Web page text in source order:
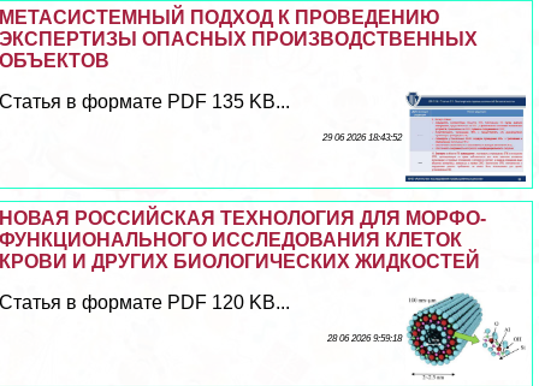
МЕТАСИСТЕМНЫЙ ПОДХОД К ПРОВЕДЕНИЮ
ЭКСПЕРТИЗЫ ОПАСНЫХ ПРОИЗВОДСТВЕННЫХ
ОБЪЕКТОВ
Статья в формате PDF 135 KB...
29 06 2026 18:43:52
НОВАЯ РОССИЙСКАЯ ТЕХНОЛОГИЯ ДЛЯ МОРФО-
ФУНКЦИОНАЛЬНОГО ИССЛЕДОВАНИЯ КЛЕТОК
КРОВИ И ДРУГИХ БИОЛОГИЧЕСКИХ ЖИДКОСТЕЙ
Статья в формате PDF 120 KB...
28 06 2026 9:59:18